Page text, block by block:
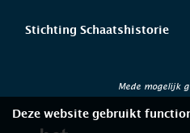
Stichting Schaatshistorie
Mede mogelijk
Deze website gebruikt